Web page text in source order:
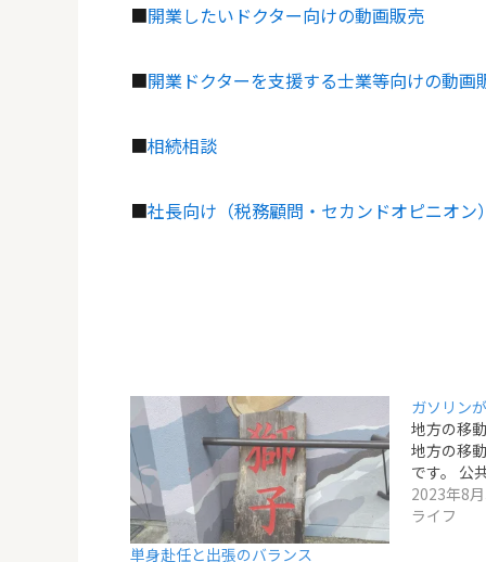
■開業したいドクター向けの動画販売
■開業ドクターを支援する士業等向けの動画
■相続相談
■社長向け（税務顧問・セカンドオピニオン
単身赴任と出張のバランス
ガソリン
地方の移
地方の移
です。 公
2023年8
ライフ